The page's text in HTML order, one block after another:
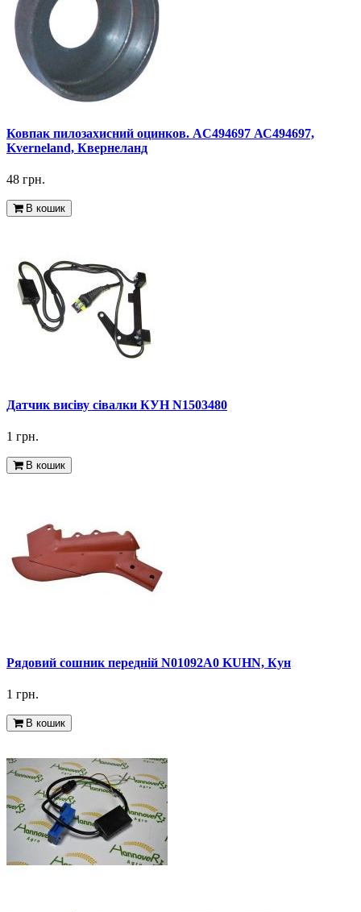
Ковпак пилозахисний оцинков. AC494697 АС494697,
Kverneland, Квернеланд
48 грн.
В кошик
Датчик висіву сівалки КУН N1503480
1 грн.
В кошик
Рядовий сошник передній N01092A0 KUHN, Кун
1 грн.
В кошик